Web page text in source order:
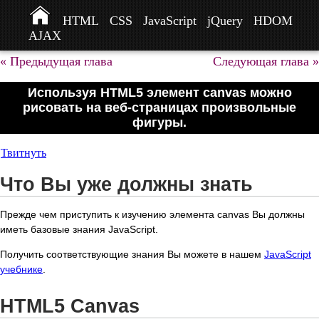
HTML CSS JavaScript jQuery
HDOM
AJAX
« Предыдущая глава
Следующая глава »
Используя HTML5 элемент canvas можно
рисовать на веб-страницах произвольные
фигуры.
Твитнуть
Что Вы уже должны знать
Прежде чем приступить к изучению элемента canvas Вы должны
иметь базовые знания JavaScript.
Получить соответствующие знания Вы можете в нашем JavaScript
учебнике
HTML5 Canvas